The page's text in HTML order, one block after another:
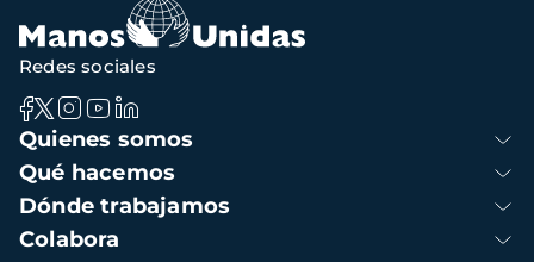
Navegación
principal
Quienes somos
Qué hacemos
Dónde trabajamos
Colabora
Redes sociales